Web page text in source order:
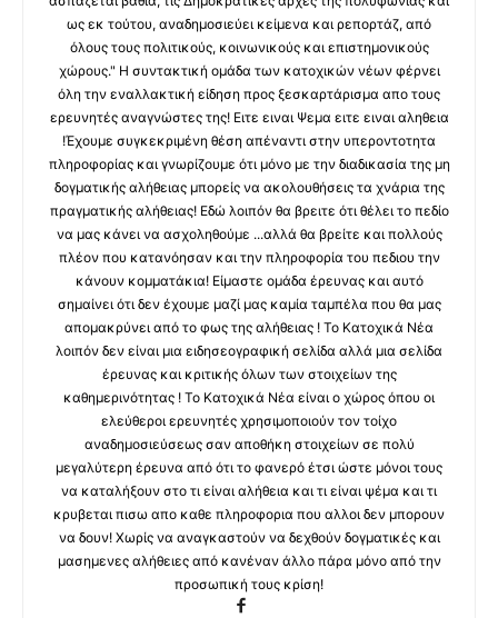
ως εκ τούτου, αναδημοσιεύει κείμενα και ρεπορτάζ, από
όλους τους πολιτικούς, κοινωνικούς και επιστημονικούς
χώρους." Η συντακτική ομάδα των κατοχικών νέων φέρνει
όλη την εναλλακτική είδηση προς ξεσκαρτάρισμα απο τους
ερευνητές αναγνώστες της! Ειτε ειναι Ψεμα ειτε ειναι αληθεια
!Έχουμε συγκεκριμένη θέση απέναντι στην υπεροντοτητα
πληροφορίας και γνωρίζουμε ότι μόνο με την διαδικασία της μη
δογματικής αλήθειας μπορείς να ακολουθήσεις τα χνάρια της
πραγματικής αλήθειας! Εδώ λοιπόν θα βρειτε ότι θέλει το πεδίο
να μας κάνει να ασχοληθούμε ...αλλά θα βρείτε και πολλούς
πλέον που κατανόησαν και την πληροφορία του πεδιου την
κάνουν κομματάκια! Είμαστε ομάδα έρευνας και αυτό
σημαίνει ότι δεν έχουμε μαζί μας καμία ταμπέλα που θα μας
απομακρύνει από το φως της αλήθειας ! Το Κατοχικά Νέα
λοιπόν δεν είναι μια ειδησεογραφική σελίδα αλλά μια σελίδα
έρευνας και κριτικής όλων των στοιχείων της
καθημερινότητας ! Το Κατοχικά Νέα είναι ο χώρος όπου οι
ελεύθεροι ερευνητές χρησιμοποιούν τον τοίχο
αναδημοσιεύσεως σαν αποθήκη στοιχείων σε πολύ
μεγαλύτερη έρευνα από ότι το φανερό έτσι ώστε μόνοι τους
να καταλήξουν στο τι είναι αλήθεια και τι είναι ψέμα και τι
κρυβεται πισω απο καθε πληροφορια που αλλοι δεν μπορουν
να δουν! Χωρίς να αναγκαστούν να δεχθούν δογματικές και
μασημενες αλήθειες από κανέναν άλλο πάρα μόνο από την
προσωπική τους κρίση!